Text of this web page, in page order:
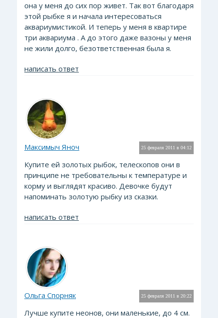
она у меня до сих пор живет. Так вот благодаря
этой рыбке я и начала интересоваться
аквариумистикой. И теперь у меня в квартире
три аквариума . А до этого даже вазоны у меня
не жили долго, безответственная была я.
написать ответ
25 февраля 2011 в 04:12
Максимыч Яноч
Купите ей золотых рыбок, телескопов они в
принципе не требовательны к температуре и
корму и выглядят красиво. Девочке будут
напоминать золотую рыбку из сказки.
написать ответ
25 февраля 2011 в 20:22
Ольга Спорняк
Лучше купите неонов, они маленькие, до 4 см.